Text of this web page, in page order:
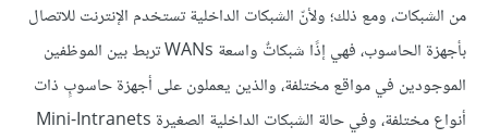
من الشبكات، ومع ذلك؛ ولأنّ الشبكات الداخلية تستخدم الإنترنت للاتصال
بأجهزة الحاسوب، فهي إذًا شبكاتٌ واسعة WANs تربط بين الموظفين
الموجودين في مواقع مختلفة، والذين يعملون على أجهزة حاسوبٍ ذات
أنواع مختلفة، وفي حالة الشبكات الداخلية الصغيرة Mini-Intranets